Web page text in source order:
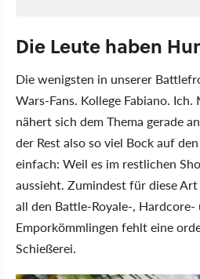
Die Leute haben
Die wenigsten in unserer
Wars-Fans. Kollege Fabiano.
nähert sich dem Thema gerade
der Rest also so viel Bock auf
einfach: Weil es im restlichen
aussieht. Zumindest für diese
all den Battle-Royale-,
Emporkömmlingen fehlt eine
Schießerei.